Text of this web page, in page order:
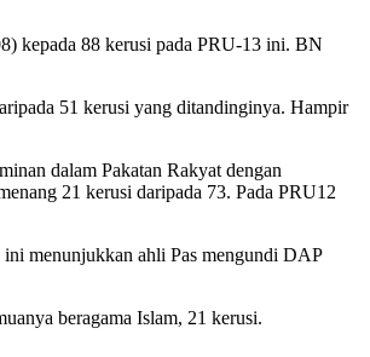
kepada 88 kerusi pada PRU-13 ini. BN
51 kerusi yang ditandinginya. Hampir
dalam Pakatan Rakyat dengan
21 kerusi daripada 73. Pada PRU12
menunjukkan ahli Pas mengundi DAP
beragama Islam, 21 kerusi.